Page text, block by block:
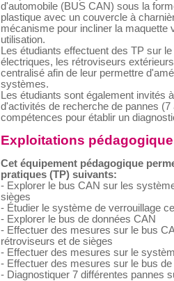
d'automobile (BUS CAN) sous la
plastique avec un couvercle à
mécanisme pour incliner la maquette
utilisation.
Les étudiants effectuent des TP sur
électriques, les rétroviseurs
centralisé afin de leur permettre
systèmes.
Les étudiants sont également invités
d'activités de recherche de pannes
compétences pour établir un
Exploitations
Cet équipement pédagogique
pratiques (TP) suivants:
- Explorer le bus CAN sur les
sièges
- Étudier le système de verrouillage
- Explorer le bus de données CAN
- Effectuer des mesures sur le bus
rétroviseurs et de sièges
- Effectuer des mesures sur le
- Effectuer des mesures sur le bus
- Diagnostiquer 7 différentes pannes